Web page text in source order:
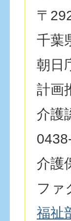
〒
千葉
朝日
計画
介護
介護
ファ
福祉